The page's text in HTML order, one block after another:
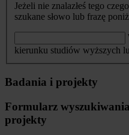
Jeżeli nie znalazłeś tego
szukane słowo lub frazę
kierunku studiów wyższych
Badania i projekty
Formularz
projekty